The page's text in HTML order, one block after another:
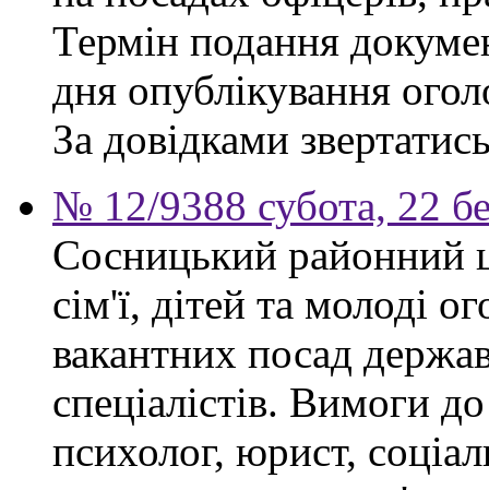
Термін подання
дня опублікування
За довідками
№ 12/9388 субота, 22
Сосницький районний
сім'ї, дітей та молоді
вакантних посад
спеціалістів. Вимоги
психолог, юрист,